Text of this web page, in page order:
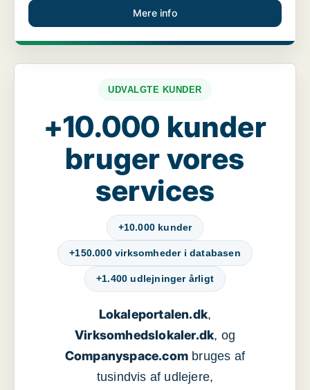
Mere info
UDVALGTE KUNDER
+10.000 kunder
bruger vores
services
+10.000 kunder
+150.000 virksomheder i databasen
+1.400 udlejninger årligt
Lokaleportalen.dk,
Virksomhedslokaler.dk, og
Companyspace.com bruges af
tusindvis af udlejere,